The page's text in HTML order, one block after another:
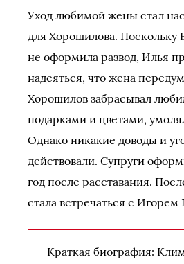
Уход любимой жены стал
для Хорошилова. Поскольку
не оформила развод, Илья
надеяться, что жена
Хорошилов забрасывал
подарками и цветами,
Однако никакие доводы и
действовали. Супруги
год после расставания.
стала встречаться с Игорем
Краткая биография: